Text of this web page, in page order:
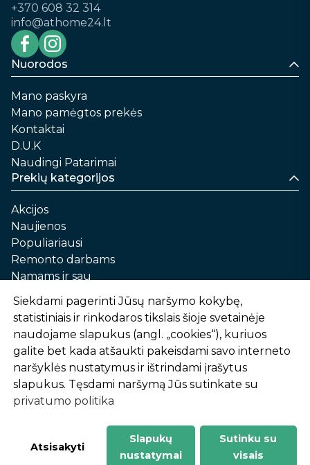
+370 608 32 314
info@athome24.lt
Nuorodos
Mano paskyra
Mano pamėgtos prekės
Kontaktai
D.U.K
Naudingi Patarimai
Prekių kategorijos
Akcijos
Naujienos
Populiariausi
Remonto darbams
Namams ir sau
Automobilių priežiūrai
Sodui ir daržui
Informacija
Apie mus
Prekių pirkimo – pardavimo taisyklės
Prekių pristatymas ir atsiėmimas
Garantinis aptarnavimas ir prekių grąžinimas
Privatumo politika
-
1
2
%
n
u
o
l
a
i
d
Siekdami pagerinti Jūsų naršymo kokybę,
statistiniais ir rinkodaros tikslais šioje svetainėje
naudojame slapukus (angl. „cookies“), kuriuos
galite bet kada atšaukti pakeisdami savo interneto
naršyklės nustatymus ir ištrindami įrašytus
slapukus. Tęsdami naršymą Jūs sutinkate su
privatumo politika
Atsisakyti
Slapukų
nustatymai
Sutinku su
visais